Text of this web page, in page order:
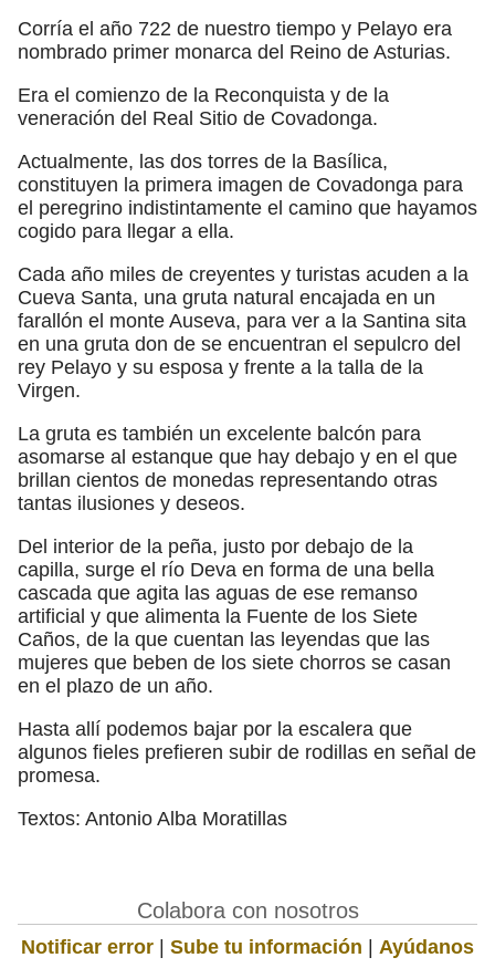
Corría el año 722 de nuestro tiempo y Pelayo era
nombrado primer monarca del Reino de Asturias.
Era el comienzo de la Reconquista y de la
veneración del Real Sitio de Covadonga.
Actualmente, las dos torres de la Basílica,
constituyen la primera imagen de Covadonga para
el peregrino indistintamente el camino que hayamos
cogido para llegar a ella.
Cada año miles de creyentes y turistas acuden a la
Cueva Santa, una gruta natural encajada en un
farallón el monte Auseva, para ver a la Santina sita
en una gruta don de se encuentran el sepulcro del
rey Pelayo y su esposa y frente a la talla de la
Virgen.
La gruta es también un excelente balcón para
asomarse al estanque que hay debajo y en el que
brillan cientos de monedas representando otras
tantas ilusiones y deseos.
Del interior de la peña, justo por debajo de la
capilla, surge el río Deva en forma de una bella
cascada que agita las aguas de ese remanso
artificial y que alimenta la Fuente de los Siete
Caños, de la que cuentan las leyendas que las
mujeres que beben de los siete chorros se casan
en el plazo de un año.
Hasta allí podemos bajar por la escalera que
algunos fieles prefieren subir de rodillas en señal de
promesa.
Textos: Antonio Alba Moratillas
Colabora con nosotros
Notificar error | Sube tu información | Ayúdanos